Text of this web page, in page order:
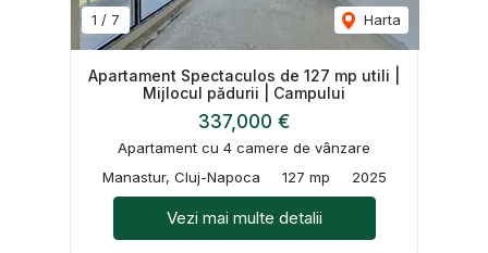
1 / 7 Harta
Apartament Spectaculos de 127 mp utili |
Mijlocul pădurii | Campului
337,000 €
Apartament cu 4 camere de vânzare
Manastur, Cluj-Napoca
127 mp 2025
Vezi mai multe detalii